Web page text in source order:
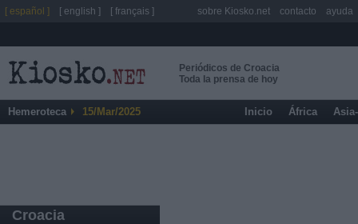
Periódicos de Croacia
Toda la prensa de hoy
Hemeroteca 15/Mar/2025 Inicio África
Croacia
[ español ] [ english ] [ français ] sobre Kiosko.net contacto ayuda